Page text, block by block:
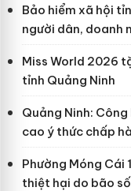
Bảo hiểm xã hội
người dân, doanh
Miss World 2026
tỉnh Quảng Ninh
Quảng Ninh:
cao ý thức chấp
Phường Móng Cái
thiệt hại do bão số